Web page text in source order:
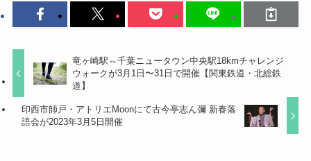
竜ヶ崎駅⇔千葉ニュータウン中央駅18kmチャレンジ
ウォークが3月1日〜31日で開催【関東鉄道・北総鉄
道】
印西市師戸・アトリエMoonにて古今亭志ん彌 新春落
語会が2023年3月5日開催